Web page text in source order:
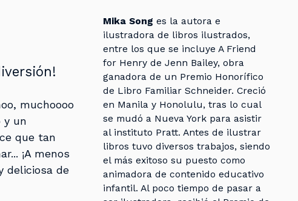
muchoooo
y un
que tan
¡A menos
deliciosa de
Mika Song es la autora e
ilustradora de libros ilustrados,
entre los que se incluye A Friend
for Henry de Jenn Bailey, obra
ganadora de un Premio Honorífico
de Libro Familiar Schneider. Creció
en Manila y Honolulu, tras lo cual
se mudó a Nueva York para asistir
al instituto Pratt. Antes de ilustrar
libros tuvo diversos trabajos, siendo
el más exitoso su puesto como
animadora de contenido educativo
infantil. Al poco tiempo de pasar a